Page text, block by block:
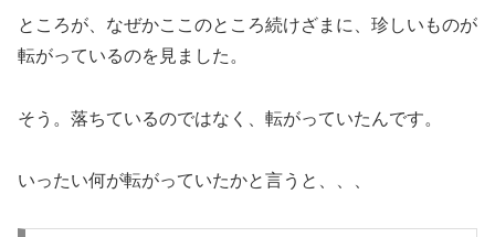
ところが、なぜかここのところ続けざまに、珍しいものが
転がっているのを見ました。
そう。落ちているのではなく、転がっていたんです。
いったい何が転がっていたかと言うと、、、